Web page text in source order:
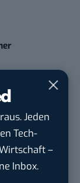
Jeden
Tech-
–
Inbox.